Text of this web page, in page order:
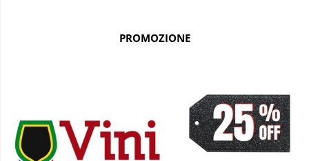
PROMOZIONE